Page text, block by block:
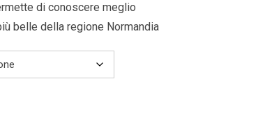
di conoscere meglio
belle della regione Normandia